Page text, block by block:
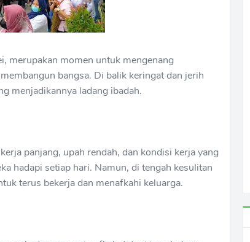
merupakan momen untuk mengenang
bangsa. Di balik keringat dan jerih
menjadikannya ladang ibadah.
panjang, upah rendah, dan kondisi kerja yang
hadapi setiap hari. Namun, di tengah kesulitan
terus bekerja dan menafkahi keluarga.